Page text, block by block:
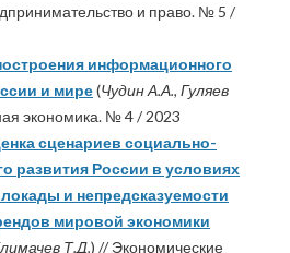
и право. № 5 /
информационного
и мире(Чудин А.А., Гуляев
экономика. № 4 / 2023
сценариев социально-
развития России в условиях
и непредсказуемости
мировой экономики
Т.Д.) // Экономические